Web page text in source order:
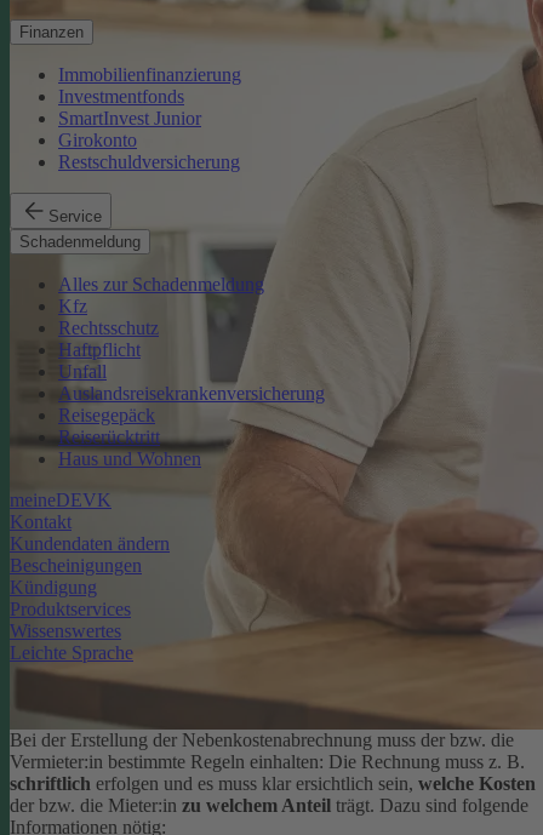
Finanzen
Immobilienfinanzierung
Investmentfonds
SmartInvest Junior
Girokonto
Restschuldversicherung
Service
Schadenmeldung
Alles zur Schadenmeldung
Kfz
Rechtsschutz
Haftpflicht
Unfall
Auslandsreisekrankenversicherung
Reisegepäck
Reiserücktritt
Haus und Wohnen
meineDEVK
Kontakt
Kundendaten ändern
Bescheinigungen
Kündigung
Produktservices
Wissenswertes
Leichte Sprache
Bei der Erstellung der Nebenkostenabrechnung muss der bzw. die
Vermieter:in bestimmte Regeln einhalten: Die Rechnung muss z. B.
schriftlich erfolgen und es muss klar ersichtlich sein, welche Kosten
der bzw. die Mieter:in zu welchem Anteil trägt. Dazu sind folgende
Informationen nötig: